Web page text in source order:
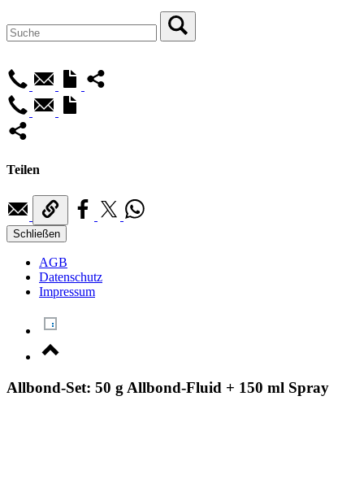
Teilen
Schließen
AGB
Datenschutz
Impressum
Allbond-Set: 50 g Allbond-Fluid + 150 ml Spray